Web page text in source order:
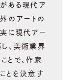
ある現代ア
のアートの
に現代アー
、美術業界
とで、作家
とを決意す